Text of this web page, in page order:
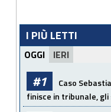
I PIÙ LETTI
OGGI IERI
#1
Caso
finisce in tribunale,